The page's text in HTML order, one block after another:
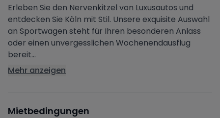
Erleben Sie den Nervenkitzel von Luxusautos und
entdecken Sie Köln mit Stil. Unsere exquisite Auswahl
an Sportwagen steht für Ihren besonderen Anlass
oder einen unvergesslichen Wochenendausflug
bereit...
Mehr anzeigen
Mietbedingungen